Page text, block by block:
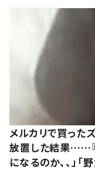
メルカリで買った
放置した結果……『
になるのか、、」「